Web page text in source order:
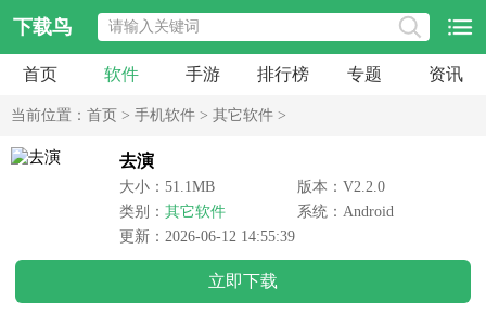
下载鸟
首页 软件 手游 排行榜 专题 资讯
当前位置： 首页 > 手机软件 > 其它软件 >
去演
大小：51.1MB
版本：V2.2.0
类别： 其它软件
系统：Android
更新：2026-06-12 14:55:39
立即下载